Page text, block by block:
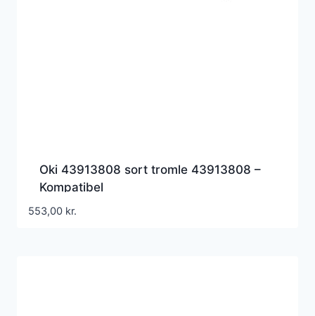
Oki 43913808 sort tromle 43913808 –
Kompatibel
553,00 kr.